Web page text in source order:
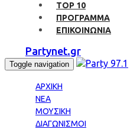
TOP 10
ΠΡΟΓΡΑΜΜΑ
ΕΠΙΚΟΙΝΩΝΙΑ
Partynet.gr
Toggle navigation
ΑΡΧΙΚΗ
ΝΕΑ
ΜΟΥΣΙΚΗ
ΔΙΑΓΩΝΙΣΜΟΙ